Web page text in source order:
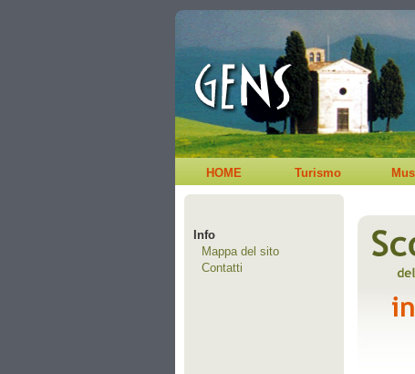
HOME Turismo
Info
Mappa del sito
Contatti